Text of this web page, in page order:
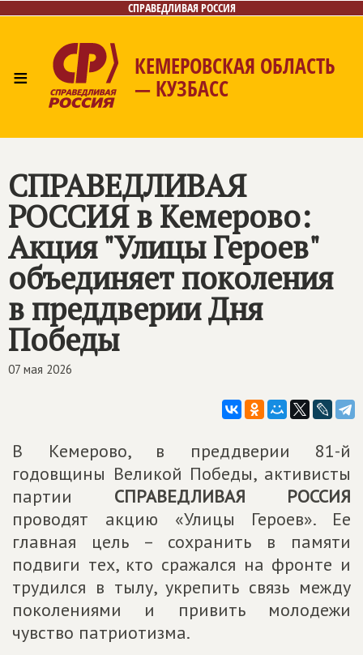
СПРАВЕДЛИВАЯ РОССИЯ
≡ КЕМЕРОВСКАЯ ОБЛАСТЬ
— КУЗБАСС
Лица
Фото/Видео Газета
СПРАВЕДЛИВАЯ
РОССИЯв Кемерово:
Акция "Улицы Героев"
объединяет поколения
в преддверии Дня
Победы
07 мая 2026
В Кемерово, в преддверии 81-й
годовщины Великой Победы, активисты
партии СПРАВЕДЛИВАЯ РОССИЯ
проводят акцию «Улицы Героев». Ее
главная цель – сохранить в памяти
подвиги тех, кто сражался на фронте и
трудился в тылу, укрепить связь между
поколениями и привить молодежи
чувство патриотизма.